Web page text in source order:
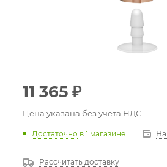
11 365 ₽
Цена указана без учета НДС
Достаточно в 1 магазине
Рассчитать доставку